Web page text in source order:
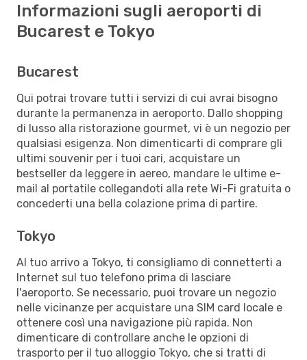
Informazioni sugli aeroporti di
Bucarest e Tokyo
Bucarest
Qui potrai trovare tutti i servizi di cui avrai bisogno
durante la permanenza in aeroporto. Dallo shopping
di lusso alla ristorazione gourmet, vi è un negozio per
qualsiasi esigenza. Non dimenticarti di comprare gli
ultimi souvenir per i tuoi cari, acquistare un
bestseller da leggere in aereo, mandare le ultime e-
mail al portatile collegandoti alla rete Wi-Fi gratuita o
concederti una bella colazione prima di partire.
Tokyo
Al tuo arrivo a Tokyo, ti consigliamo di connetterti a
Internet sul tuo telefono prima di lasciare
l'aeroporto. Se necessario, puoi trovare un negozio
nelle vicinanze per acquistare una SIM card locale e
ottenere così una navigazione più rapida. Non
dimenticare di controllare anche le opzioni di
trasporto per il tuo alloggio Tokyo, che si tratti di